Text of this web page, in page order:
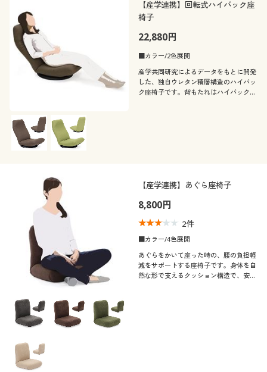
【産学連携】回転式ハイバック座
椅子
22,880円
■カラー/2色展開
産学共同研究によるデータをもとに開発
した、独自ウレタン積層構造のハイバッ
ク座椅子です。背もたれはハイバックタ
【産学連携】あぐら座椅子
8,800円
2件
■カラー/4色展開
あぐらをかいて座った時の、腰の負担軽
減をサポートする座椅子です。身体を自
然な形で支えるクッション構造で、安定